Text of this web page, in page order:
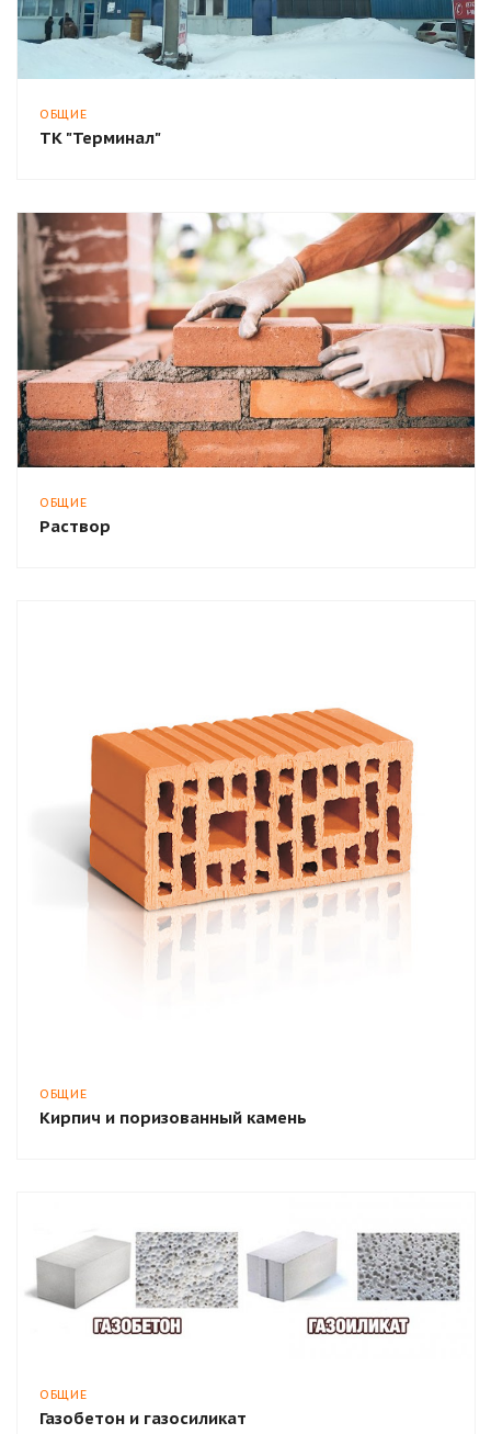
ОБЩИЕ
ТК "Терминал"
ОБЩИЕ
Раствор
ОБЩИЕ
Кирпич и поризованный камень
ОБЩИЕ
Газобетон и газосиликат